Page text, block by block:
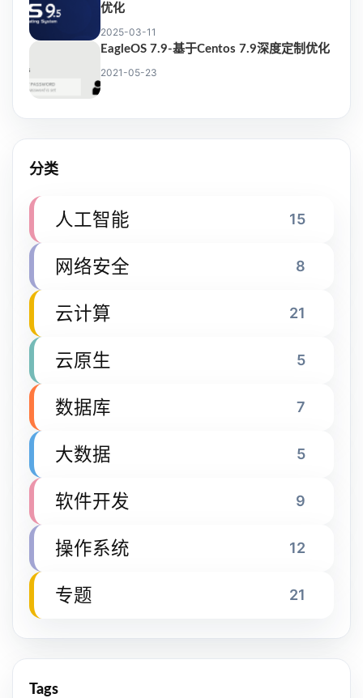
优化
2025-03-11
EagleOS 7.9-基于Centos 7.9深度定制优化
2021-05-23
分类
人工智能 15
网络安全 8
云计算 21
云原生 5
数据库 7
大数据 5
软件开发 9
操作系统 12
专题 21
Tags